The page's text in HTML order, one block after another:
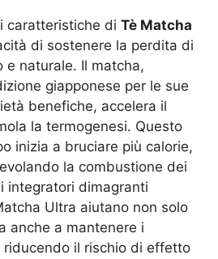
caratteristiche di Tè Matcha
di sostenere la perdita di
e naturale. Il matcha,
giapponese per le sue
benefiche, accelera il
la termogenesi. Questo
inizia a bruciare più calorie,
la combustione dei
integratori dimagranti
Ultra aiutano non solo
anche a mantenere i
il rischio di effetto